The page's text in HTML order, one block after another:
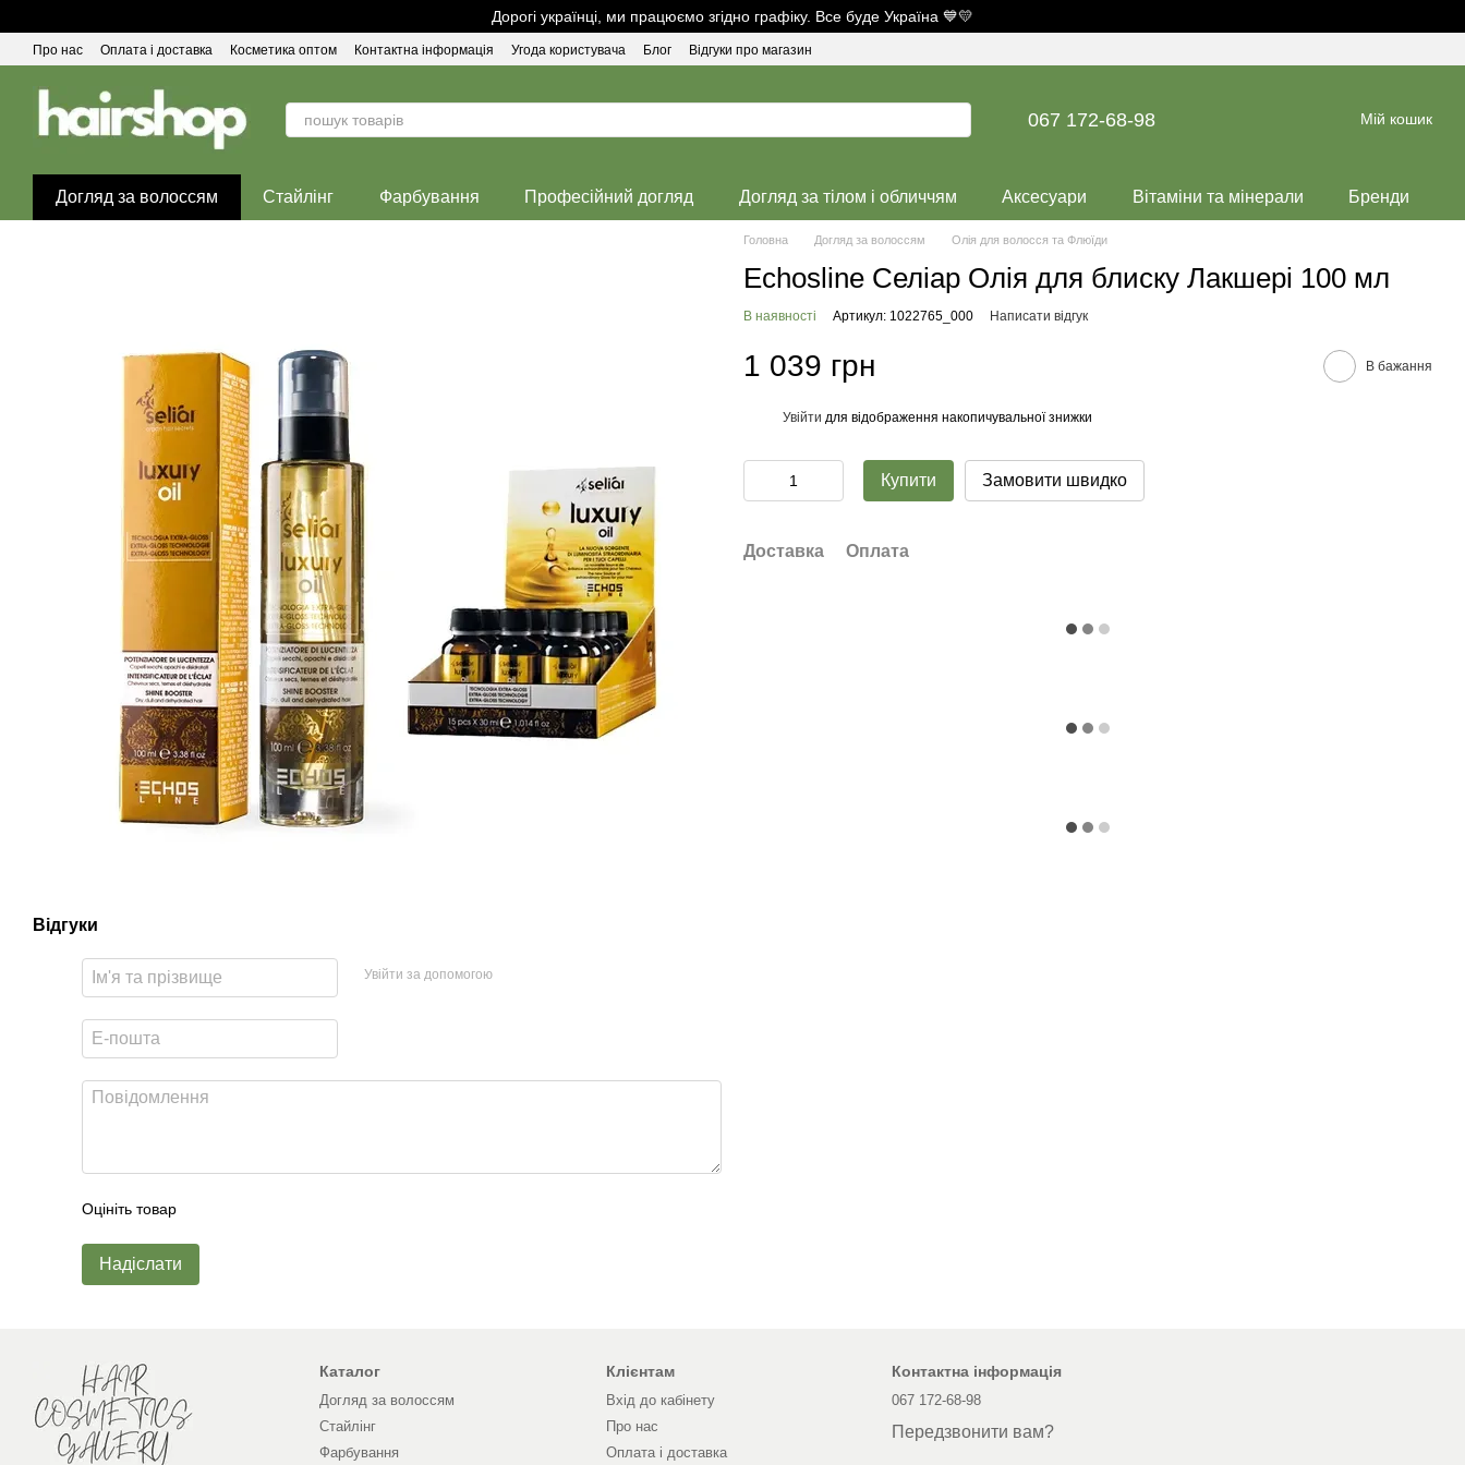
Дорогі українці, ми працюємо згідно графіку. Все буде Україна 💙💛
Про нас Оплата і доставка Косметика оптом Контактна інформація Угода користувача Блог Відгуки про магазин
067 172-68-98 Мій кошик
Догляд за волоссям Стайлінг Фарбування Професійний догляд Догляд за тілом і обличчям Аксесуари Вітаміни та мінерали Бренди
Відгуки
Увійти за допомогою
Оцініть товар
Надіслати
Головна Догляд за волоссям Олія для волосся та Флюїди
Echosline Селіар Олія для блиску Лакшері 100 мл
В наявності Артикул: 1022765_000 Написати відгук
1 039 грн В бажання
Увійти для відображення накопичувальної знижки
Купити Замовити швидко
Доставка Оплата
Каталог
Догляд за волоссям
Стайлінг
Фарбування
Клієнтам
Вхід до кабінету
Про нас
Оплата і доставка
Контактна інформація
067 172-68-98
Передзвонити вам?